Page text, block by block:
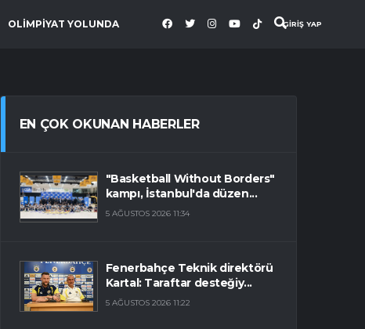
GİRİŞ YAP
OLİMPİYAT YOLUNDA
EN ÇOK OKUNAN HABERLER
"Basketball Without Borders"
kampı, İstanbul'da düzen...
5 AĞUSTOS 2026 11:34
Fenerbahçe Teknik direktörü
Kartal: Taraftar desteğiy...
5 AĞUSTOS 2026 11:22